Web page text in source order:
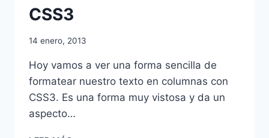
CSS3
14 enero, 2013
Hoy vamos a ver una forma sencilla de
formatear nuestro texto en columnas con
CSS3. Es una forma muy vistosa y da un
aspecto…